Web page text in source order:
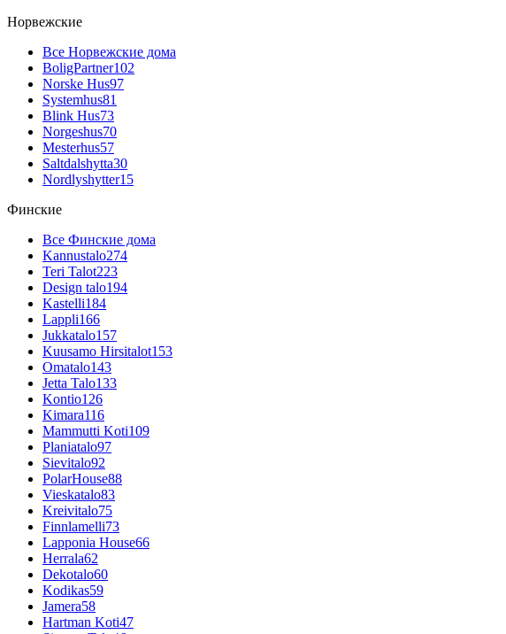
Норвежские
Все Норвежские дома
BoligPartner102
Norske Hus97
Systemhus81
Blink Hus73
Norgeshus70
Mesterhus57
Saltdalshytta30
Nordlyshytter15
Финские
Все Финские дома
Kannustalo274
Teri Talot223
Design talo194
Kastelli184
Lappli166
Jukkatalo157
Kuusamo Hirsitalot153
Omatalo143
Jetta Talo133
Kontio126
Kimara116
Mammutti Koti109
Planiatalo97
Sievitalo92
PolarHouse88
Vieskatalo83
Kreivitalo75
Finnlamelli73
Lapponia House66
Herrala62
Dekotalo60
Kodikas59
Jamera58
Hartman Koti47